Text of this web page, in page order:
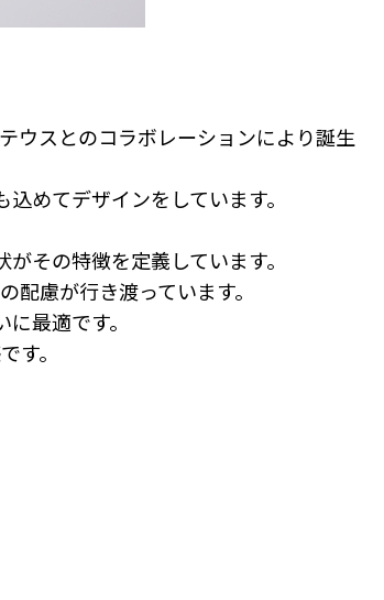
ウスとのコラボレーションにより誕生
めてデザインをしています。
その特徴を定義しています。
慮が行き渡っています。
最適です。
す。